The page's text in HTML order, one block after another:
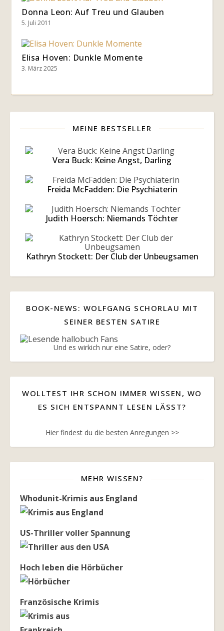
Donna Leon: Auf Treu und Glauben
5. Juli 2011
Elisa Hoven: Dunkle Momente
3. März 2025
MEINE BESTSELLER
Vera Buck: Keine Angst, Darling
Freida McFadden: Die Psychiaterin
Judith Hoersch: Niemands Töchter
Kathryn Stockett: Der Club der Unbeugsamen
BOOK-NEWS: WOLFGANG SCHORLAU MIT
SEINER BESTEN SATIRE
Und es wirkich nur eine Satire, oder?
WOLLTEST IHR SCHON IMMER WISSEN, WO
ES SICH ENTSPANNT LESEN LÄSST?
Hier findest du die besten Anregungen >>
MEHR WISSEN?
Whodunit-Krimis aus England
US-Thriller voller Spannung
Hoch leben die Hörbücher
Französische Krimis